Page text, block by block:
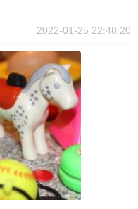
2022-01-25 22:48:20